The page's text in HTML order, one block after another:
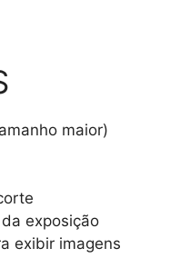
maior)
exposição
exibir imagens